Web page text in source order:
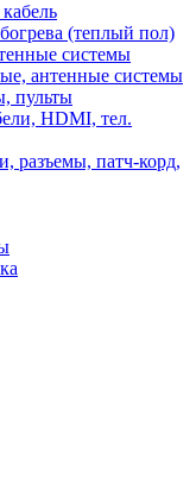
(теплый пол)
системы
антенные системы
пульты
HDMI, тел.
разъемы, патч-корд,